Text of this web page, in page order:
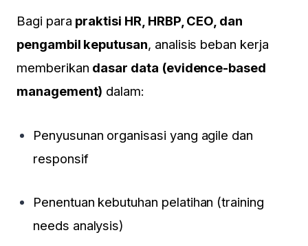
Bagi para praktisi HR, HRBP, CEO, dan
pengambil keputusan, analisis beban kerja
memberikan dasar data (evidence-based
management) dalam:
Penyusunan organisasi yang agile dan
responsif
Penentuan kebutuhan pelatihan (training
needs analysis)